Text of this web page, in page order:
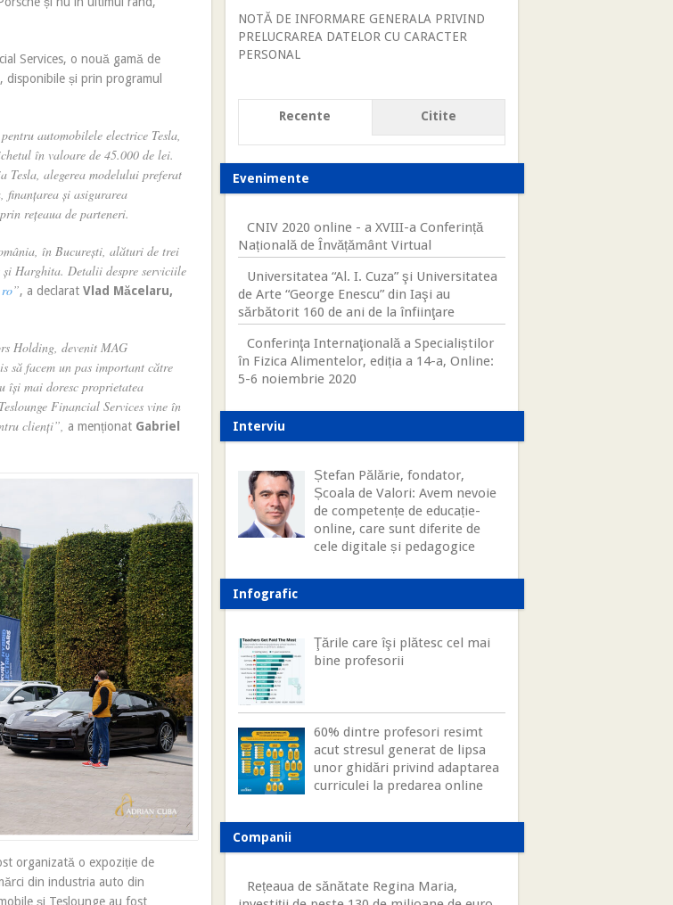
Services, o nouă gamă de
disponibile și prin programul
automobilele electrice Tesla,
în valoare de 45.000 de lei.
Tesla, alegerea modelului preferat
și asigurarea
rețeaua de parteneri.
în București, alături de trei
Harghita. Detalii despre serviciile
”, a declarat Vlad Măcelaru,
Holding, devenit MAG
să facem un pas important către
mai doresc proprietatea
Financial Services vine în
clienți”, a menționat Gabriel
organizată o expoziție de
din industria auto din
și Teslounge au fost
NOTĂ DE INFORMARE GENERALA PRIVIND
PRELUCRAREA DATELOR CU CARACTER
PERSONAL
Recente Citite
Evenimente
CNIV 2020 online - a XVIII-a Conferință
Națională de Învățământ Virtual
Universitatea “Al. I. Cuza” şi Universitatea
de Arte “George Enescu” din Iaşi au
sărbătorit 160 de ani de la înfiinţare
Conferinţa Internaţională a Specialiștilor
în Fizica Alimentelor, ediția a 14-a, Online:
5-6 noiembrie 2020
Interviu
Ștefan Pălărie, fondator,
Școala de Valori: Avem nevoie
de competențe de educație-
online, care sunt diferite de
cele digitale și pedagogice
Infografic
Ţările care îşi plătesc cel mai
bine profesorii
60% dintre profesori resimt
acut stresul generat de lipsa
unor ghidări privind adaptarea
curriculei la predarea online
Companii
Rețeaua de sănătate Regina Maria,